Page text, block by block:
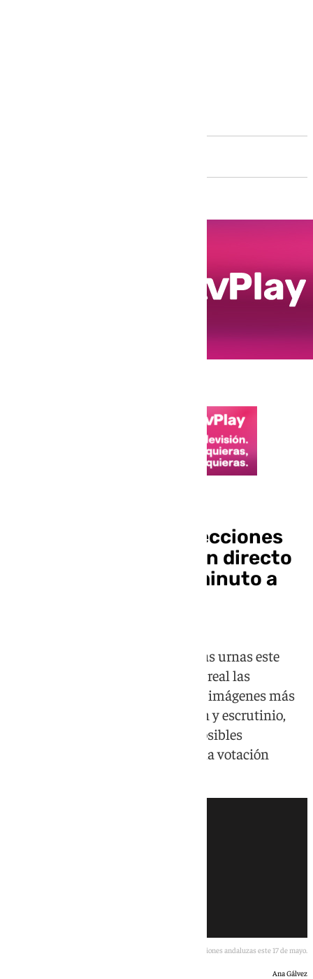
Última hora de las Elecciones
en Andalucía: sigue en directo
la jornada electoral minuto a
Los andaluces están llamados a las urnas este
domingo. 101TV recoge en tiempo real las
principales novedades del día: las imágenes más
destacadas, datos de participación y escrutinio,
seguimiento de los candidatos, posibles
incidencias y las curiosidades de la votación
Los principales candidatos en las elecciones andaluzas este 17 de mayo.
Ana Gálvez